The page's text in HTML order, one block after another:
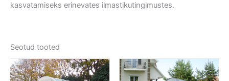
kasvatamiseks erinevates ilmastikutingimustes.
Seotud tooted